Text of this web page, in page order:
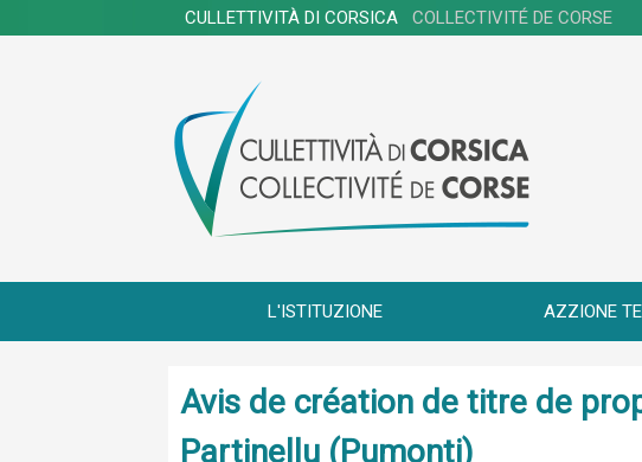
CULLETTIVITÀ DI CORSICA COLLECTIVITÉ DE CORSE
L'ISTITUZIONE AZZIONE
Avis de création de titre de
Partinellu (Pumonti)